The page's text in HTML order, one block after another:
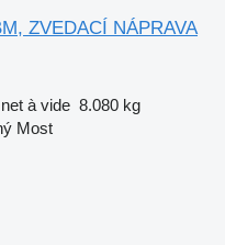
ZVEDACÍ NÁPRAVA
à vide 8.080 kg
Most